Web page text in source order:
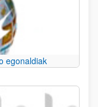
egonaldiak